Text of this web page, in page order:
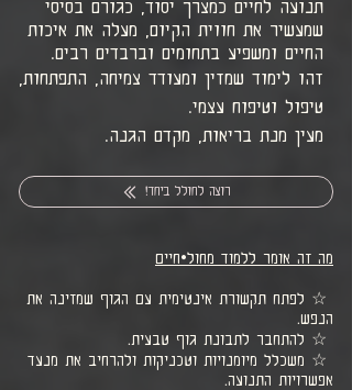
תנועה לחיים כמצרך יסוד, כגורם בסיסי
שמעשיר את חווית הקיום, מעלה את איכות
החיים ומשפיע בתחומים וברבדים רבים.
זהו לימוד שמזין ומעודד צמיחה, התפתחות,
טיפול וטיפוח עצמי.
מעין מנת בריאות, מקדם הגנה.
רוצה לחולל ביחד!
מה זה אומר ללמוד מחול•חיים
☆ לפתח תקשורת אינטימית עם הגוף שמזינה את
הנפש.
☆ להתחבר לתבונת גוף טבעית.
☆ משכלל מיומנויות וטכניקות ולהרחיב את מנעד
אפשרויות התנועה.